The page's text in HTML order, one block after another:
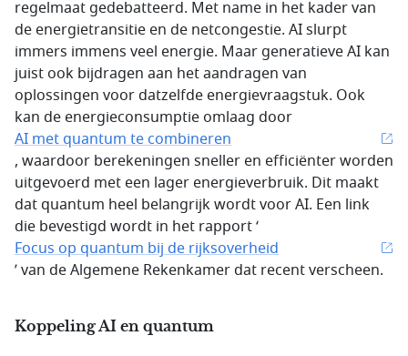
regelmaat gedebatteerd. Met name in het kader van
de energietransitie en de netcongestie. AI slurpt
immers immens veel energie. Maar generatieve AI kan
juist ook bijdragen aan het aandragen van
oplossingen voor datzelfde energievraagstuk. Ook
kan de energieconsumptie omlaag door
AI met quantum te combineren
, waardoor berekeningen sneller en efficiënter worden
uitgevoerd met een lager energieverbruik. Dit maakt
dat quantum heel belangrijk wordt voor AI. Een link
die bevestigd wordt in het rapport ‘
Focus op quantum bij de rijksoverheid
’ van de Algemene Rekenkamer dat recent verscheen.
Koppeling AI en quantum